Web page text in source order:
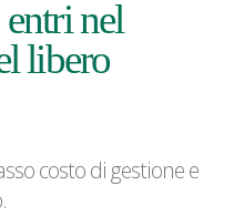
nel
libero
costo di gestione e